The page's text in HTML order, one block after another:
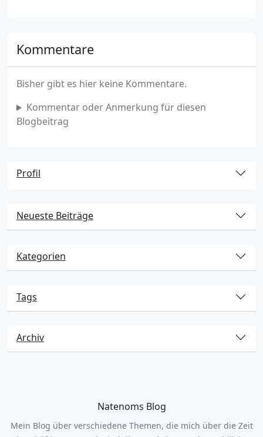
Kommentare
Bisher gibt es hier keine Kommentare.
Kommentar oder Anmerkung für diesen
Blogbeitrag
Profil
Neueste Beiträge
Kategorien
Tags
Archiv
Natenoms Blog
Mein Blog über verschiedene Themen, die mich über die Zeit